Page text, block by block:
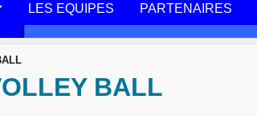
LES EQUIPES PARTENAIRES
BALL